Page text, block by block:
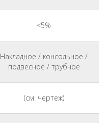
<5%
Накладное / консольное /
подвесное / трубное
(см. чертеж)